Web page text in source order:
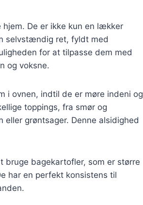
De er ikke kun en lækker
selvstændig ret, fyldt med
for at tilpasse dem med
og voksne.
i ovnen, indtil de er møre indeni og
toppings, fra smør og
grøntsager. Denne alsidighed
bagekartofler, som er større
har en perfekt konsistens til